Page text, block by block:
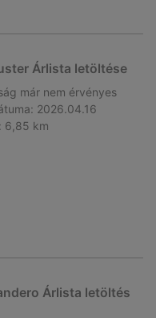
Árlista letöltése
már nem érvényes
2026.04.16
6,85 km
Árlista letöltés